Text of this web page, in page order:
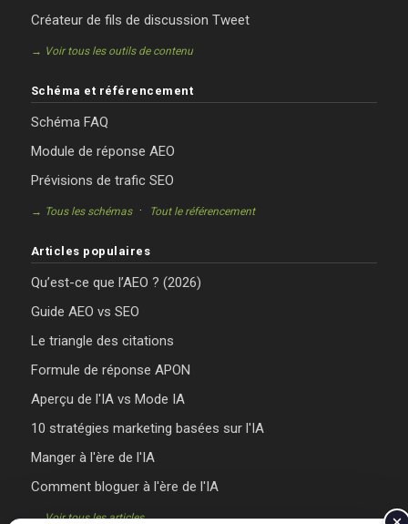
Créateur de fils de discussion Tweet
→ Voir tous les outils de contenu
Schéma et référencement
Schéma FAQ
Module de réponse AEO
Prévisions de trafic SEO
→ Tous les schémas· Tout le référencement
Articles populaires
Qu’est-ce que l’AEO ? (2026)
Guide AEO vs SEO
Le triangle des citations
Formule de réponse APON
Aperçu de l'IA vs Mode IA
10 stratégies marketing basées sur l'IA
Manger à l'ère de l'IA
Comment bloguer à l'ère de l'IA
→ Voir tous les articles